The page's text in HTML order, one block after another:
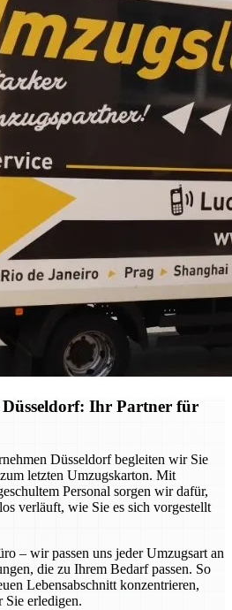
Düsseldorf: Ihr Partner für
Düsseldorf begleiten wir Sie
letzten Umzugskarton. Mit
Personal sorgen wir dafür,
verläuft, wie Sie es sich vorgestellt
– wir passen uns jeder Umzugsart an
die zu Ihrem Bedarf passen. So
Lebensabschnitt konzentrieren,
Sie erledigen.